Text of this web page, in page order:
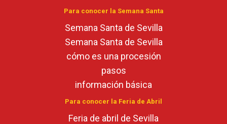
Para conocer la Semana Santa
Semana Santa de Sevilla
Semana Santa de Sevilla
cómo es una procesión
pasos
información básica
Para conocer la Feria de Abril
Feria de abril de Sevilla